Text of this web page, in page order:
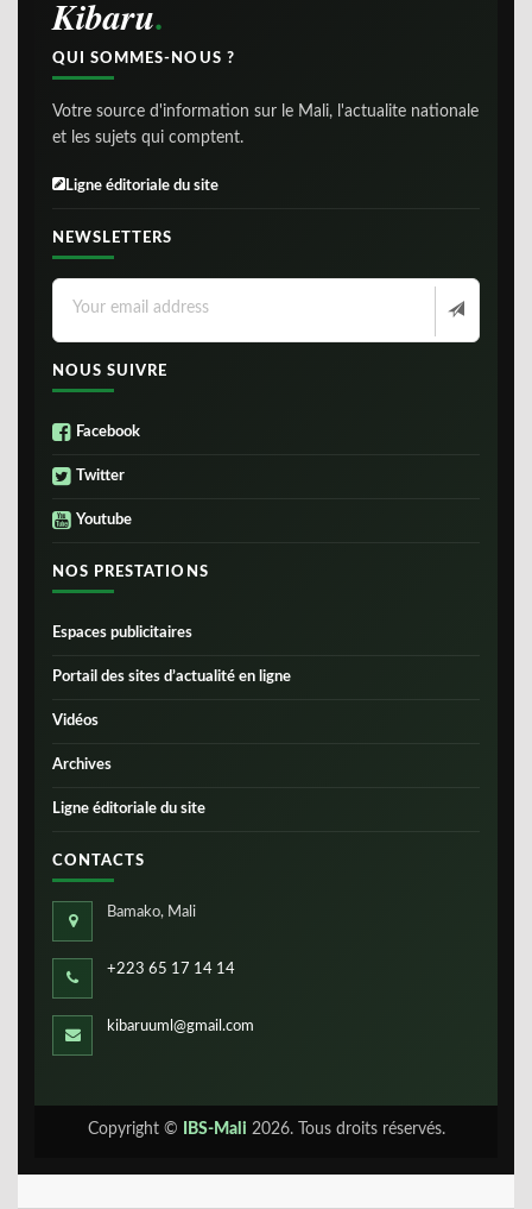
Kibaru
QUI SOMMES-NOUS ?
Votre source d'information sur le Mali, l'actualite nationale
et les sujets qui comptent.
Ligne éditoriale du site
NEWSLETTERS
NOUS SUIVRE
Facebook
Twitter
Youtube
NOS PRESTATIONS
Espaces publicitaires
Portail des sites d’actualité en ligne
Vidéos
Archives
Ligne éditoriale du site
CONTACTS
Bamako, Mali
+223 65 17 14 14
kibaruuml@gmail.com
Copyright © IBS-Mali 2026. Tous droits réservés.